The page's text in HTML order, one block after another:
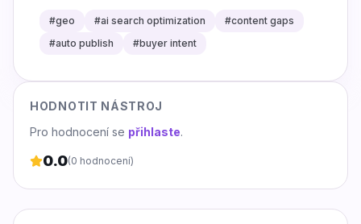
#geo #ai search optimization #content gaps
#auto publish #buyer intent
HODNOTIT NÁSTROJ
Pro hodnocení se přihlaste.
0.0(0 hodnocení)